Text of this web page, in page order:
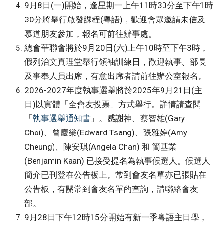
9月8日(一)開始，逢星期一上午11時30分至下午1時
30分將舉行啟發課程(粵語)，歡迎會眾邀請未信及
慕道朋友參加，報名可前往辦事處。
總會華聯會將於9月20日(六)上午10時至下午3時，
假列治文真理堂舉行領袖訓練日，歡迎執事、部長
及事奉人員出席，有意出席者請前往辦公室報名。
2026-2027年度執事選舉將於2025年9月21日(主
日)以實體「全會友投票」方式舉行。詳情請查閱
「 執事選舉通知書 」。感謝神、蔡智雄(Gary
Choi)、曾慶樂(Edward Tsang)、張雅婷(Amy
Cheung)、陳安琪(Angela Chan) 和 簡基業
(Benjamin Kaan) 已接受提名為執事候選人。候選人
簡介已刊登在公告板上。常到會友名單亦已張貼在
公告板，有關常到會友名單的查詢，請聯絡會友
部。
9月28日下午12時15分開始有新一季粵語主日學，